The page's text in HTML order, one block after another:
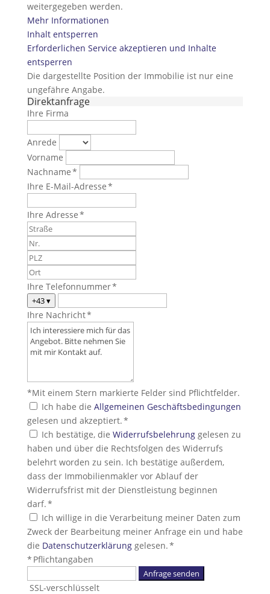
weitergegeben werden.
Mehr Informationen
Inhalt entsperren
Erforderlichen Service akzeptieren und Inhalte
entsperren
Die dargestellte Position der Immobilie ist nur eine
ungefähre Angabe.
Direktanfrage
Ihre Firma
Anrede
Vorname
Nachname *
Ihre E-Mail-Adresse *
Ihre Adresse *
Ihre Telefonnummer *
+43▾
Ihre Nachricht *
*Mit einem Stern markierte Felder sind Pflichtfelder.
Ich habe die Allgemeinen Geschäftsbedingungen
gelesen und akzeptiert. *
Ich bestätige, die Widerrufsbelehrunggelesen zu
haben und über die Rechtsfolgen des Widerrufs
belehrt worden zu sein. Ich bestätige außerdem,
dass der Immobilienmakler vor Ablauf der
Widerrufsfrist mit der Dienstleistung beginnen
darf. *
Ich willige in die Verarbeitung meiner Daten zum
Zweck der Bearbeitung meiner Anfrage ein und habe
die Datenschutzerklärunggelesen. *
* Pflichtangaben
Anfrage senden
SSL-verschlüsselt